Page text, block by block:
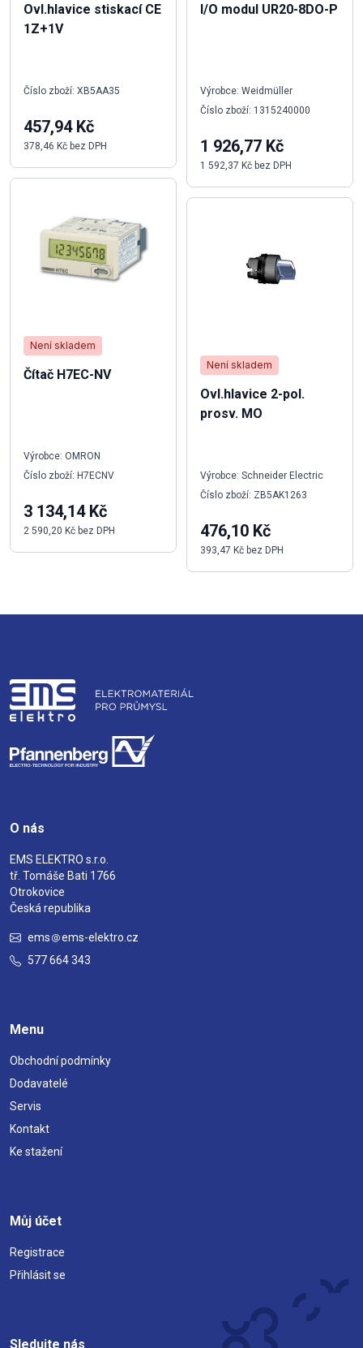
Ovl.hlavice stiskací CE
1Z+1V
Číslo zboží: XB5AA35
457,94 Kč
378,46 Kč bez DPH
Není skladem
Čítač H7EC-NV
Výrobce: OMRON
Číslo zboží: H7ECNV
3 134,14 Kč
2 590,20 Kč bez DPH
I/O modul UR20-8DO-P
Výrobce: Weidmüller
Číslo zboží: 1315240000
1 926,77 Kč
1 592,37 Kč bez DPH
Není skladem
Ovl.hlavice 2-pol.
prosv. MO
Výrobce: Schneider Electric
Číslo zboží: ZB5AK1263
476,10 Kč
393,47 Kč bez DPH
O nás
EMS ELEKTRO s.r.o.
tř. Tomáše Bati 1766
Otrokovice
Česká republika
ems
ems-elektro.cz
577 664 343
Menu
Obchodní podmínky
Dodavatelé
Servis
Kontakt
Ke stažení
Můj účet
Registrace
Přihlásit se
Sledujte nás